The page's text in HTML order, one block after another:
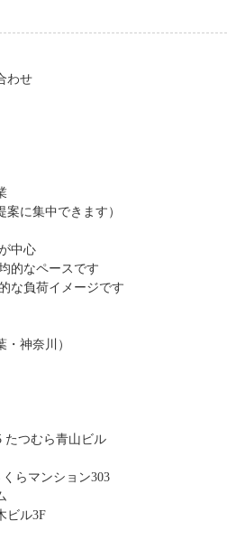
わせ
案に集中できます）
中心
的なペースです
な負荷イメージです
・神奈川）
たつむら青山ビル
らマンション303
ビル3F